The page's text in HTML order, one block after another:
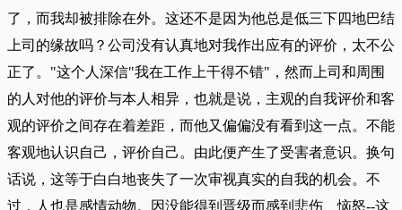
了，而我却被排除在外。这还不是因为他总是低三下四地巴结
上司的缘故吗？公司没有认真地对我作出应有的评价，太不公
正了。"这个人深信"我在工作上干得不错"，然而上司和周围
的人对他的评价与本人相异，也就是说，主观的自我评价和客
观的评价之间存在着差距，而他又偏偏没有看到这一点。不能
客观地认识自己，评价自己。由此便产生了受害者意识。换句
话说，这等于白白地丧失了一次审视真实的自我的机会。不
过，人也是感情动物。因没能得到晋级而感到悲伤、恼怒--这